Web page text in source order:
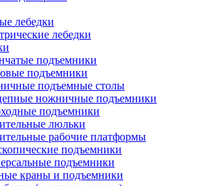
лебедки
лебедки
подъемники
подъемники
подъемные столы
ножничные подъемники
подъемники
люльки
рабочие платформы
подъемники
подъемники
краны и подъемники